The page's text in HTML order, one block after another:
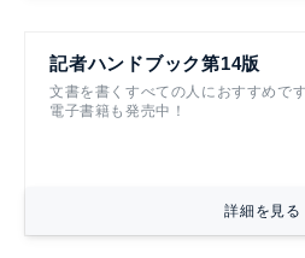
記者ハンドブック第14版
文書を書くすべての人におすすめです
電子書籍も発売中！
詳細を見る